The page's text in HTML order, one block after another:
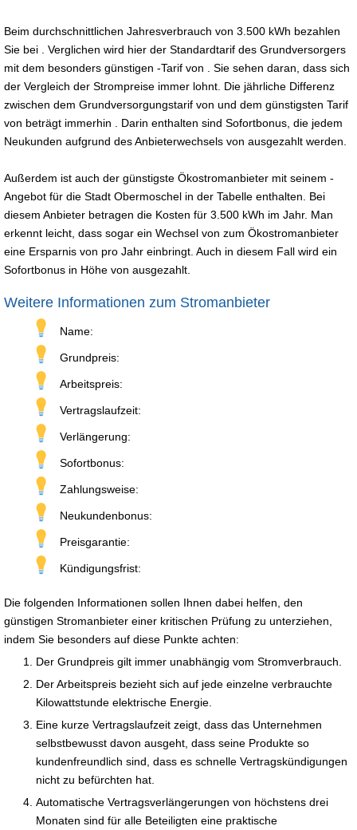
Beim durchschnittlichen Jahresverbrauch von 3.500 kWh bezahlen
Sie bei . Verglichen wird hier der Standardtarif des Grundversorgers
mit dem besonders günstigen -Tarif von . Sie sehen daran, dass sich
der Vergleich der Strompreise immer lohnt. Die jährliche Differenz
zwischen dem Grundversorgungstarif von und dem günstigsten Tarif
von beträgt immerhin . Darin enthalten sind Sofortbonus, die jedem
Neukunden aufgrund des Anbieterwechsels von ausgezahlt werden.
Außerdem ist auch der günstigste Ökostromanbieter mit seinem -
Angebot für die Stadt Obermoschel in der Tabelle enthalten. Bei
diesem Anbieter betragen die Kosten für 3.500 kWh im Jahr. Man
erkennt leicht, dass sogar ein Wechsel von zum Ökostromanbieter
eine Ersparnis von pro Jahr einbringt. Auch in diesem Fall wird ein
Sofortbonus in Höhe von ausgezahlt.
Weitere Informationen zum Stromanbieter
Name:
Grundpreis:
Arbeitspreis:
Vertragslaufzeit:
Verlängerung:
Sofortbonus:
Zahlungsweise:
Neukundenbonus:
Preisgarantie:
Kündigungsfrist:
Die folgenden Informationen sollen Ihnen dabei helfen, den
günstigen Stromanbieter einer kritischen Prüfung zu unterziehen,
indem Sie besonders auf diese Punkte achten:
Der Grundpreis gilt immer unabhängig vom Stromverbrauch.
Der Arbeitspreis bezieht sich auf jede einzelne verbrauchte
Kilowattstunde elektrische Energie.
Eine kurze Vertragslaufzeit zeigt, dass das Unternehmen
selbstbewusst davon ausgeht, dass seine Produkte so
kundenfreundlich sind, dass es schnelle Vertragskündigungen
nicht zu befürchten hat.
Automatische Vertragsverlängerungen von höchstens drei
Monaten sind für alle Beteiligten eine praktische